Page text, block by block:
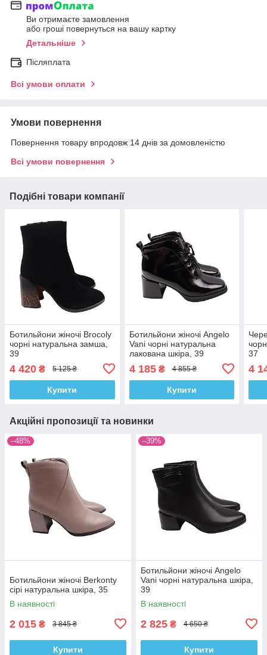
Ви отримаєте замовлення
або гроші повернуться на вашу картку
Детальніше
Післяплата
Всі умови оплати
Умови повернення
Повернення товару впродовж 14 днів за домовленістю
Всі умови повернення
Подібні товари компанії
Ботильйони жіночі Brocoly
чорні натуральна замша,
39
4 420 ₴ 5 125 ₴
Купити
Ботильйони жіночі Angelo
Vani чорні натуральна
лакована шкіра, 39
4 185₴ 4 855 ₴
Купити
37
4
Акційні пропозиції та новинки
–48%
Ботильйони жіночі Berkonty
сірі натуральна шкіра, 35
В наявності
2 015 ₴ 3 845 ₴
Купити
–39%
Ботильйони жіночі Angelo
Vani чорні натуральна шкіра,
39
В наявності
2 825 ₴ 4 650 ₴
Купити